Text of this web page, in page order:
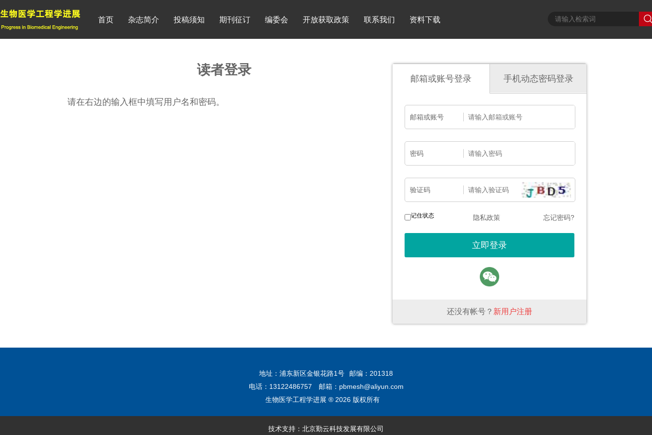
首页 杂志简介 投稿须知 期刊征订 编委会 开放获取政策 联系我们 资料下载
读者登录
请在右边的输入框中填写用户名和密码。
邮箱或账号登录 手机动态密码登录
邮箱或账号
密码
验证码
记住状态 隐私政策 忘记密码?
还没有帐号？ 新用户注册
地址：浦东新区金银花路1号
邮编：201318
电话：13122486757
邮箱： pbmesh@aliyun.com
生物医学工程学进展 ® 2026 版权所有
技术支持：北京勤云科技发展有限公司